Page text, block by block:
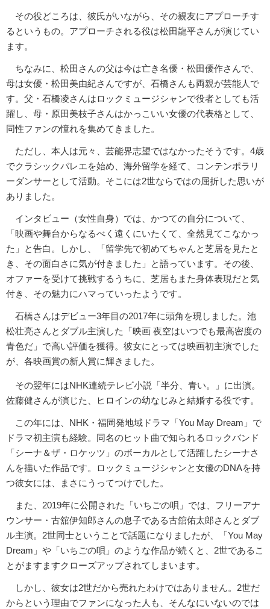
その役どころは、彼氏がいながら、その親友にアプローチす
るというもの。アプローチされる役は松田龍平さんが演じてい
ます。
ちなみに、松田さんの父は今は亡き名優・松田優作さんで、
母は女優・松田美由紀さんですが、石橋さんも両親が芸能人で
す。父・石橋凌さんはロックミュージシャンで役者としても活
躍し、母・原田美枝子さんはかっこいい女優の代表格として、
同性ファンの憧れを集めてきました。
ただし、本人は元々、芸能界志望ではなかったそうです。4歳
でクラシックバレエを始め、海外留学を経て、コンテンポラリ
ーダンサーとして活動。そこには2世ならではの屈折した思いが
ありました。
インタビュー（女性自身）では、かつての自分について、
「映画や舞台からなるべく遠くにいたくて、全然見てこなかっ
た」と告白。しかし、「留学先で初めてちゃんと芝居を見たと
き、その面白さに気が付きました」と語っています。その後、
オファーを受けて挑戦するうちに、芝居もまた身体表現だと気
付き、その魅力にハマっていったようです。
石橋さんはデビュー3年目の2017年に頭角を現しました。池
松壮亮さんとダブル主演した「映画 夜空はいつでも最高密度の
青色だ」で高い評価を獲得。彼女にとっては映画初主演でした
が、各映画賞の新人賞に輝きました。
その翌年にはNHK連続テレビ小説「半分、青い。」に出演。
佐藤健さんが演じた、ヒロインの幼なじみと結婚する役です。
この年には、NHK・福岡発地域ドラマ「You May Dream」で
ドラマ初主演も経験。同名のヒット曲で知られるロックバンド
「シーナ＆ザ・ロケッツ」のボーカルとして活躍したシーナさ
んを描いた作品です。ロックミュージシャンと女優のDNAを持
つ彼女には、まさにうってつけでした。
また、2019年に公開された「いちごの唄」では、フリーアナ
ウンサー・古舘伊知郎さんの息子である古舘佑太郎さんとダブ
ル主演。2世同士ということで話題になりましたが、「You May
Dream」や「いちごの唄」のような作品が続くと、2世であるこ
とがますますクローズアップされてしまいます。
しかし、彼女は2世だから売れたわけではありません。2世だ
からという理由でファンになった人も、そんなにいないのでは